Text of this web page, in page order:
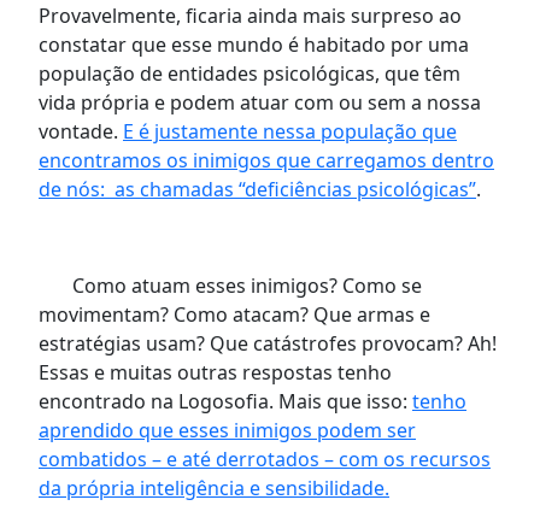
Provavelmente, ficaria ainda mais surpreso ao
constatar que esse mundo é habitado por uma
população de entidades psicológicas, que têm
vida própria e podem atuar com ou sem a nossa
vontade. E é justamente nessa população que
encontramos os inimigos que carregamos dentro
de nós: as chamadas “deficiências psicológicas”.
Como atuam esses inimigos? Como se
movimentam? Como atacam? Que armas e
estratégias usam? Que catástrofes provocam? Ah!
Essas e muitas outras respostas tenho
encontrado na Logosofia. Mais que isso: tenho
aprendido que esses inimigos podem ser
combatidos – e até derrotados – com os recursos
da própria inteligência e sensibilidade.